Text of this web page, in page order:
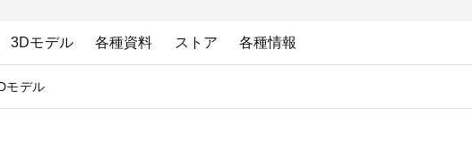
3Dモデル 各種資料 ストア 各種情報
モデル